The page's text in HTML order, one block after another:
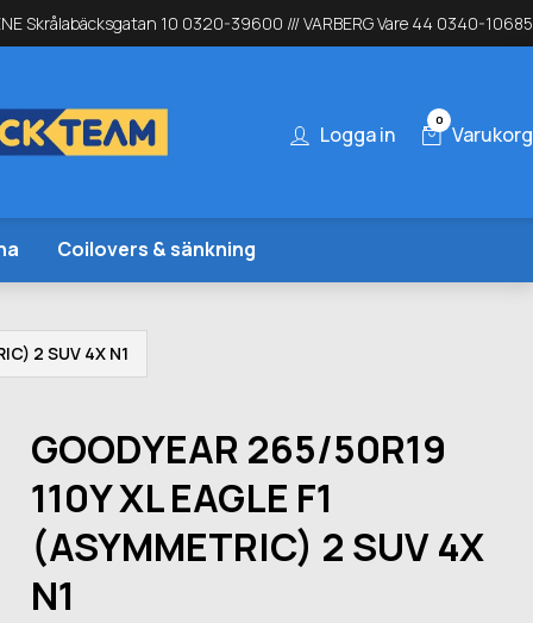
Skrålabäcksgatan 10 0320-39600 /// VARBERG Vare 44 0340-10685
Logga in
0
Varukorg
Coilovers & sänkning
2 SUV 4X N1
GOODYEAR 265/50R19
110Y XL EAGLE F1
(ASYMMETRIC) 2 SUV 4X
N1